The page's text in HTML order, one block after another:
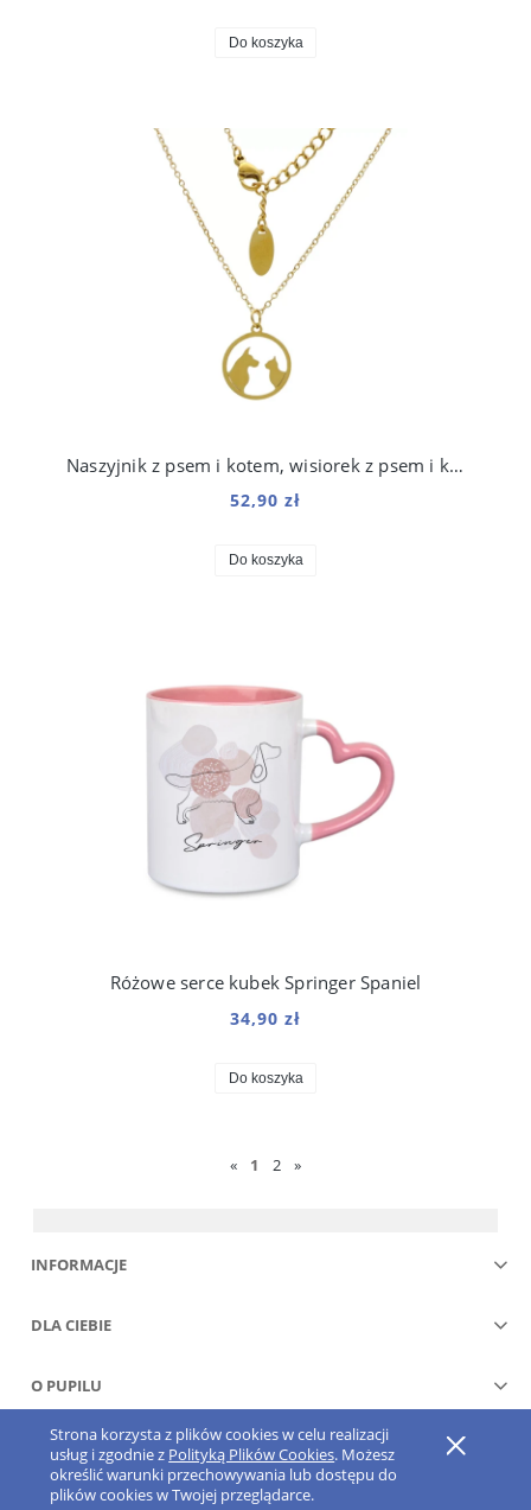
Strona korzysta z plików cookies w celu realizacji
usług i zgodnie z Polityką Plików Cookies. Możesz
określić warunki przechowywania lub dostępu do
plików cookies w Twojej przeglądarce.
Do koszyka
Naszyjnik z psem i kotem, wisiorek z psem i kotem, stal chirurgiczna 316, w kolorze złota
52,90 zł
Do koszyka
Różowe serce kubek Springer Spaniel
34,90 zł
Do koszyka
« 1 2 »
INFORMACJE
DLA CIEBIE
O PUPILU
Pokaż pełną wersję strony
Sklep internetowy Shoper.pl